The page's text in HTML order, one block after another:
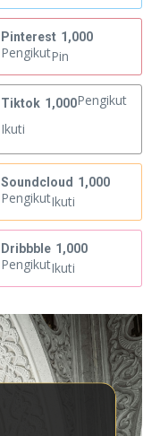
Pinterest 1,000
PengikutPin
Tiktok 1,000Pengikut
Ikuti
Soundcloud 1,000
PengikutIkuti
Dribbble 1,000
PengikutIkuti